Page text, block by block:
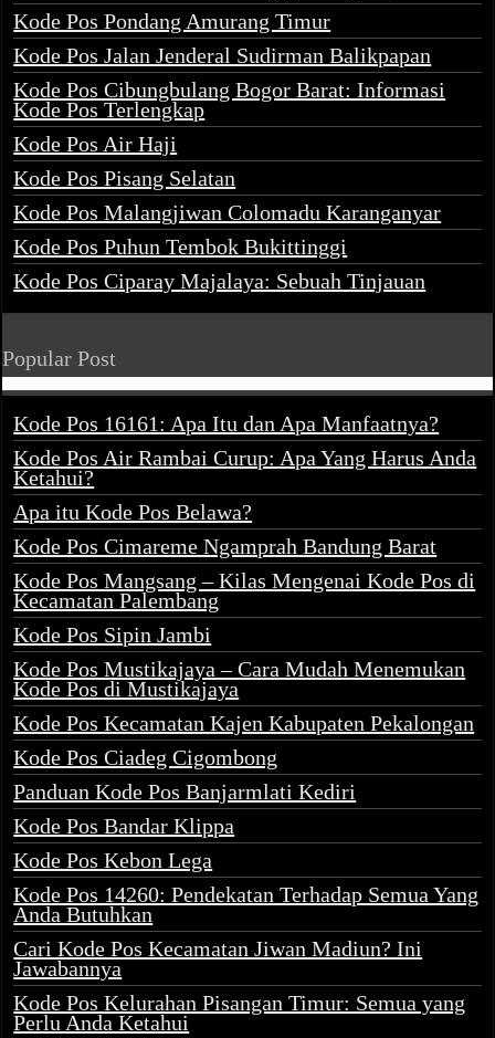
Kode Pos Pondang Amurang Timur
Kode Pos Jalan Jenderal Sudirman Balikpapan
Kode Pos Cibungbulang Bogor Barat: Informasi
Kode Pos Terlengkap
Kode Pos Air Haji
Kode Pos Pisang Selatan
Kode Pos Malangjiwan Colomadu Karanganyar
Kode Pos Puhun Tembok Bukittinggi
Kode Pos Ciparay Majalaya: Sebuah Tinjauan
Popular Post
Kode Pos 16161: Apa Itu dan Apa Manfaatnya?
Kode Pos Air Rambai Curup: Apa Yang Harus Anda
Ketahui?
Apa itu Kode Pos Belawa?
Kode Pos Cimareme Ngamprah Bandung Barat
Kode Pos Mangsang – Kilas Mengenai Kode Pos di
Kecamatan Palembang
Kode Pos Sipin Jambi
Kode Pos Mustikajaya – Cara Mudah Menemukan
Kode Pos di Mustikajaya
Kode Pos Kecamatan Kajen Kabupaten Pekalongan
Kode Pos Ciadeg Cigombong
Panduan Kode Pos Banjarmlati Kediri
Kode Pos Bandar Klippa
Kode Pos Kebon Lega
Kode Pos 14260: Pendekatan Terhadap Semua Yang
Anda Butuhkan
Cari Kode Pos Kecamatan Jiwan Madiun? Ini
Jawabannya
Kode Pos Kelurahan Pisangan Timur: Semua yang
Perlu Anda Ketahui